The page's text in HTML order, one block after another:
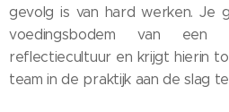
gevolg is van hard werken. Je
voedingsbodem van
reflectiecultuur en krijgt hierin
team in de praktijk aan de slag